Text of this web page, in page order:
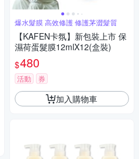
爆水髮膜 高效修護 修護茅澀髮質
【KAFEN卡氛】新包裝上市 保
濕荷蛋髮膜12mlX12(盒裝)
$480
活動 券
加入購物車